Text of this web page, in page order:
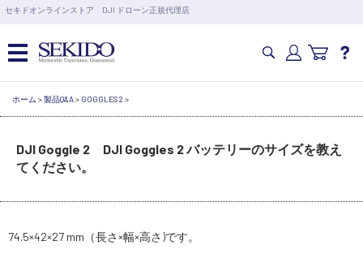
セキドオンラインストア DJI ドローン正規代理店
営業日の15時まで即日出荷
6,000円以上のご購入で送料無料！ポイント1%還元 >>
カメラドローン・生活家電
カメラ・スタビライザー
業務用ドローン・業務関連製品
水中ドローン(ROV)・水中スクーター
ホーム >製品Q&A> GOGGLES 2 >
DJI Goggle 2 DJI Goggles 2 バッテリーのサイズを教え
てください。
74.5×42×27 mm（長さ×幅×高さ)です。